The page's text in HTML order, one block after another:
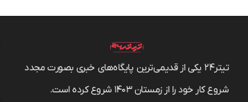
تیتر24 یکی از قدیمی‌ترین پایگاه‌های خبری بصورت مجدد
شروع کار خود را از زمستان 1403 شروع کرده است.